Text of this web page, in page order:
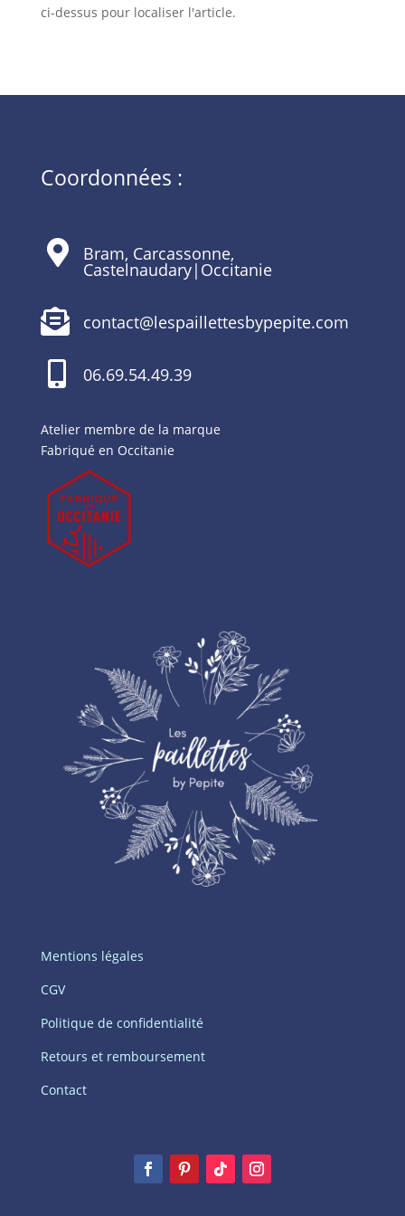
ci-dessus pour localiser l'article.
Coordonnées :
 Bram, Carcassonne,
Castelnaudary|Occitanie
 contact@lespaillettesbypepite.com
 06.69.54.49.39
Atelier membre de la marque
Fabriqué en Occitanie
Mentions légales
CGV
Politique de confidentialité
Retours et remboursement
Contact